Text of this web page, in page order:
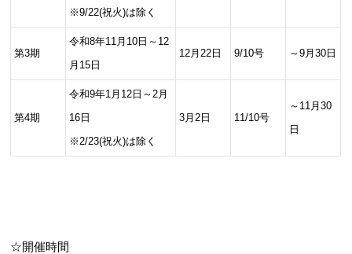
※9/22(祝火)は除く
第3期
令和8年11月10日～12
月15日
12月22日 9/10号 ～9月30日
第4期
令和9年1月12日～2月
16日
※2/23(祝火)は除く
3月2日 11/10号
～11月30
日
☆開催時間